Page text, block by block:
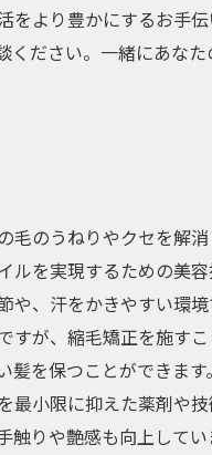
をより豊かにするお手
ください。一緒にあな
毛のうねりやクセを解
ルを実現するための美
や、汗をかきやすい環
すが、縮毛矯正を施す
髪を保つことができます
最小限に抑えた薬剤や
触りや艶感も向上してい